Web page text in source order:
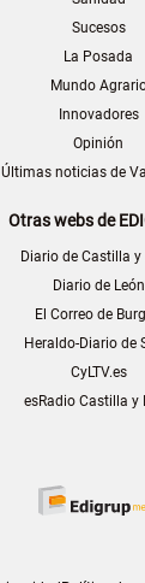
Sucesos
La Posada
Mundo
Innovadores
Opinión
Últimas noticias de
Otras webs de
Diario de Castilla y
Diario de León
El Correo de
Heraldo-Diario de
CyLTV.es
esRadio Castilla y